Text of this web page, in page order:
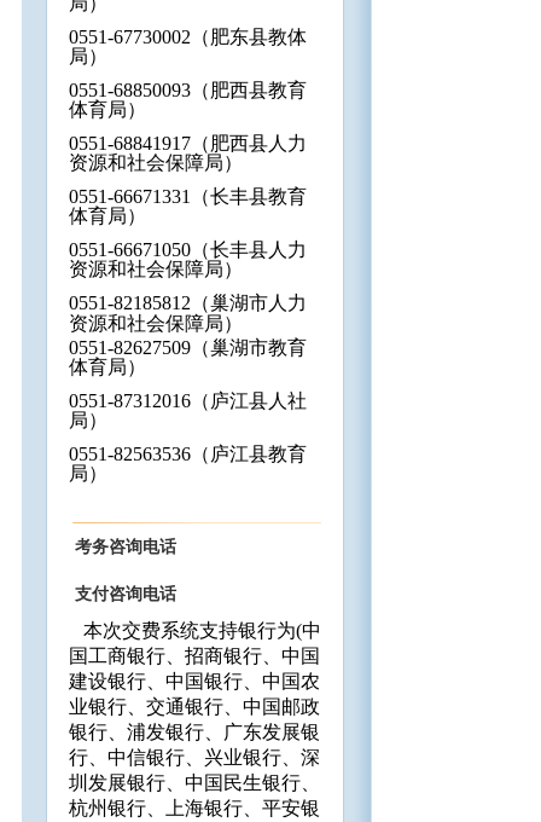
0551-67730002 （肥东县教体
局）
0551-68850093（肥西县教育
体育局）
0551-68841917（肥西县人力
资源和社会保障局）
0551-66671331
（长丰县教育
体育局）
0551-66671050（长丰县人力
资源和社会保障局）
0551-82185812 （巢湖市人力
资源和社会保障局）
0551-82627509（巢湖市教育
体育局）
0551-87312016（庐江县人社
局）
0551-82563536（庐江县教育
局）
考务咨询电话
支付咨询电话
本次交费系统支持银行为(中
国工商银行、招商银行、中国
建设银行、中国银行、中国农
业银行、交通银行、中国邮政
银行、浦发银行、广东发展银
行、中信银行、兴业银行、深
圳发展银行、中国民生银行、
杭州银行、上海银行、平安银